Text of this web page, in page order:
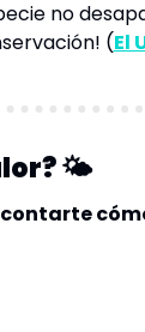
! (El
🌤️